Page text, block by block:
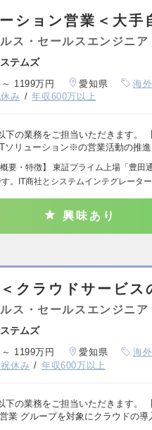
ション営業＜大手
ス・セールスエンジニア
テムズ
1199万円 愛知県 海
み 年収600万以上
下の業務をご担当いただきます。
ソリューション※の営業活動の
概要・特徴】 東証プライム上場「豊
す。IT商社とシステムインテグレータ
興味あり
クラウドサービス
ス・セールスエンジニア
テムズ
1199万円 愛知県 海
休み 年収600万以上
下の業務をご担当いただきます。
業 グループを対象にクラウドの導